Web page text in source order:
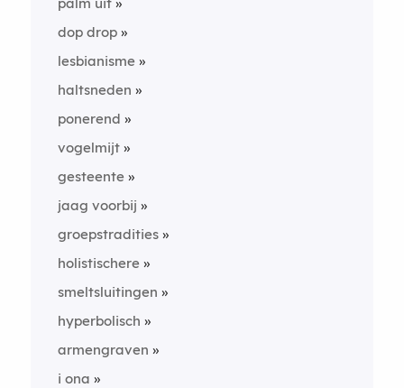
dop drop
lesbianisme
haltsneden
ponerend
vogelmijt
gesteente
jaag voorbij
groepstradities
holistischere
smeltsluitingen
hyperbolisch
armengraven
i ona